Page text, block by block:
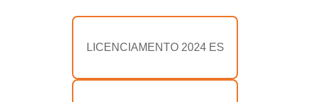
LICENCIAMENTO 2024 ES